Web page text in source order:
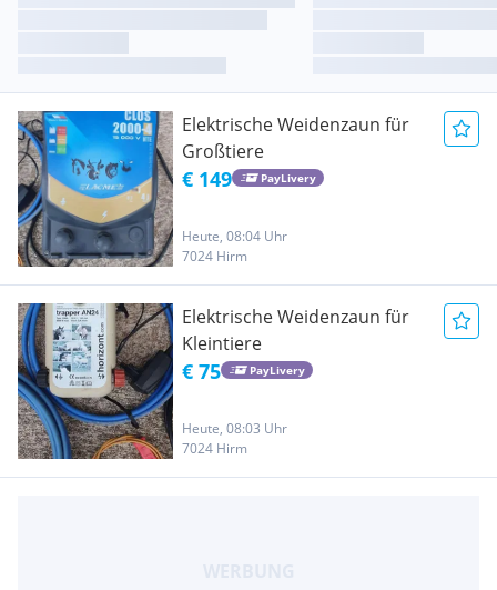
Elektrische Weidenzaun für
Großtiere
€ 149 PayLivery
Heute, 08:04 Uhr
7024 Hirm
Elektrische Weidenzaun für
Kleintiere
€ 75 PayLivery
Heute, 08:03 Uhr
7024 Hirm